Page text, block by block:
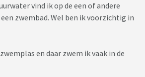
vind ik op de een of andere
zwembad. Wel ben ik voorzichtig in
en daar zwem ik vaak in de